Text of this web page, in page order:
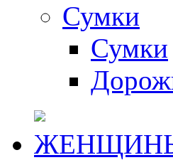
Сумки
Сумки